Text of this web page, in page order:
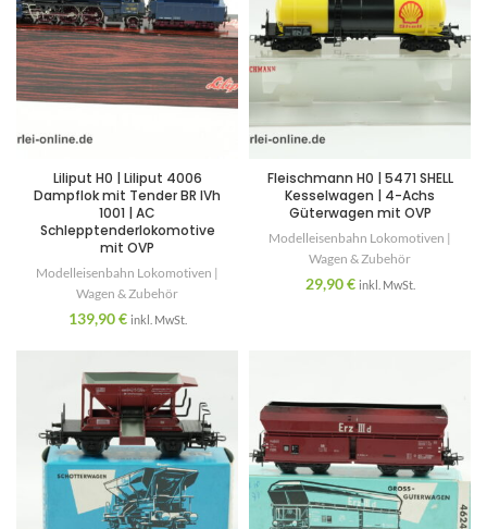
Liliput H0 | Liliput 4006
Dampflok mit Tender BR IVh
1001 | AC
Schlepptenderlokomotive
mit OVP
Modelleisenbahn Lokomotiven |
Wagen & Zubehör
139,90€ inkl. MwSt.
Fleischmann H0 | 5471 SHELL
Kesselwagen | 4-Achs
Güterwagen mit OVP
Modelleisenbahn Lokomotiven |
Wagen & Zubehör
29,90€ inkl. MwSt.